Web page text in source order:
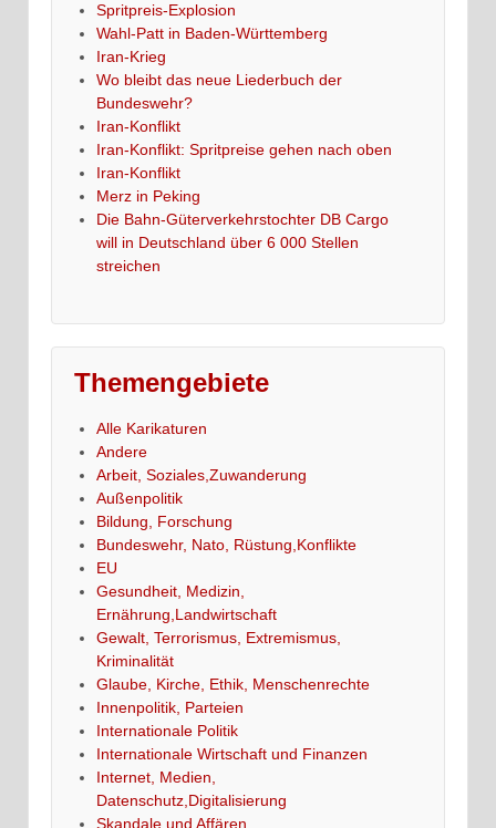
Spritpreis-Explosion
Wahl-Patt in Baden-Württemberg
Iran-Krieg
Wo bleibt das neue Liederbuch der
Bundeswehr?
Iran-Konflikt
Iran-Konflikt: Spritpreise gehen nach oben
Iran-Konflikt
Merz in Peking
Die Bahn-Güterverkehrstochter DB Cargo
will in Deutschland über 6 000 Stellen
streichen
Themengebiete
Alle Karikaturen
Andere
Arbeit, Soziales,Zuwanderung
Außenpolitik
Bildung, Forschung
Bundeswehr, Nato, Rüstung,Konflikte
EU
Gesundheit, Medizin,
Ernährung,Landwirtschaft
Gewalt, Terrorismus, Extremismus,
Kriminalität
Glaube, Kirche, Ethik, Menschenrechte
Innenpolitik, Parteien
Internationale Politik
Internationale Wirtschaft und Finanzen
Internet, Medien,
Datenschutz,Digitalisierung
Skandale und Affären